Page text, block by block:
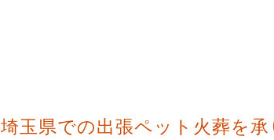
玉県での出張ペット火葬を